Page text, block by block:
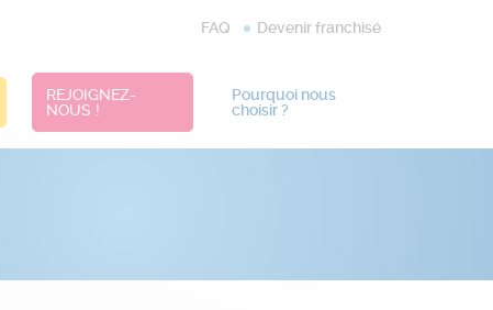
FAQ Devenir franchisé
REJOIGNEZ-
NOUS !
Pourquoi nous
choisir ?